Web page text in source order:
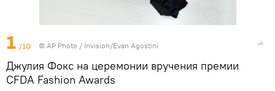
1 /10 © AP Photo / Invision/Evan Agostini
Джулия Фокс на церемонии вручения премии
CFDA Fashion Awards